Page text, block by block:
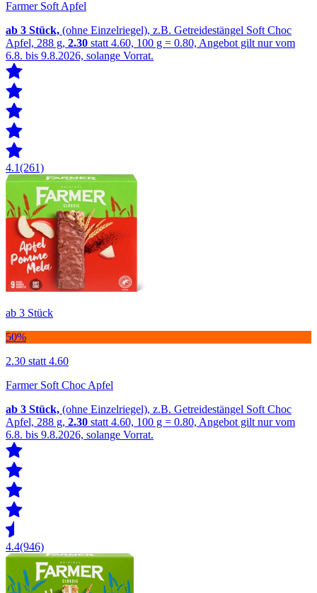
Farmer Soft Apfel
ab 3 Stück, (ohne Einzelriegel), z.B. Getreidestängel Soft Choc
Apfel, 288 g, 2.30 statt 4.60, 100 g = 0.80, Angebot gilt nur vom
6.8. bis 9.8.2026, solange Vorrat.
4.1(261)
ab 3 Stück
50%
2.30 statt 4.60
Farmer Soft Choc Apfel
ab 3 Stück, (ohne Einzelriegel), z.B. Getreidestängel Soft Choc
Apfel, 288 g, 2.30 statt 4.60, 100 g = 0.80, Angebot gilt nur vom
6.8. bis 9.8.2026, solange Vorrat.
4.4(946)